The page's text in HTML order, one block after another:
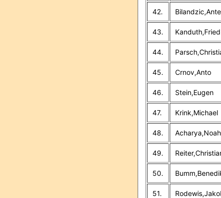
42. Bilandzic,Ante
43.
44.
45. Crnov,Anto
46. Stein,Eugen
47. Krink,Michael
48. Acharya,Noah
49.
50.
51.